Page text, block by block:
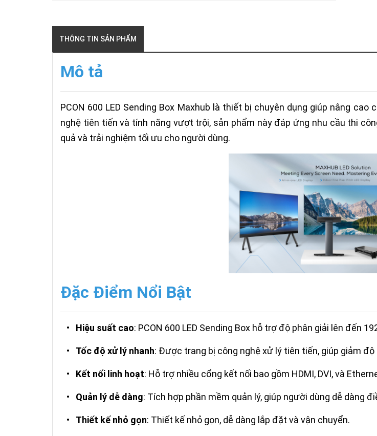
CHÁY
Lock
HUAWEI
THÔNG TIN SẢN PHẨM
Mô tả
PCON 600 LED Sending Box Maxhub là thiết bị chuyên dụng giúp nâng
nghệ tiên tiến và tính năng vượt trội, sản phẩm này đáp ứng nhu cầu thi
quả và trải nghiệm tối ưu cho người dùng.
Đặc Điểm Nổi Bật
• Hiệu suất cao: PCON 600 LED Sending Box hỗ trợ độ phân giải lên đến
• Tốc độ xử lý nhanh: Được trang bị công nghệ xử lý tiên tiến, giúp giảm
• Kết nối linh hoạt: Hỗ trợ nhiều cổng kết nối bao gồm HDMI, DVI, và
• Quản lý dễ dàng: Tích hợp phần mềm quản lý, giúp người dùng dễ dàng
• Thiết kế nhỏ gọn: Thiết kế nhỏ gọn, dễ dàng lắp đặt và vận chuyển.